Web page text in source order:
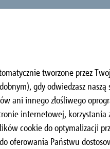
tworzone przez
gdy odwiedzasz naszą
ani innego złośliwego
internetowej,
cookie do optymalizacji
oferowania PaństwuSchody
do racjonalizacji na
produkty i systemy w
zbrojenia.
PL
ul.
43-
+48